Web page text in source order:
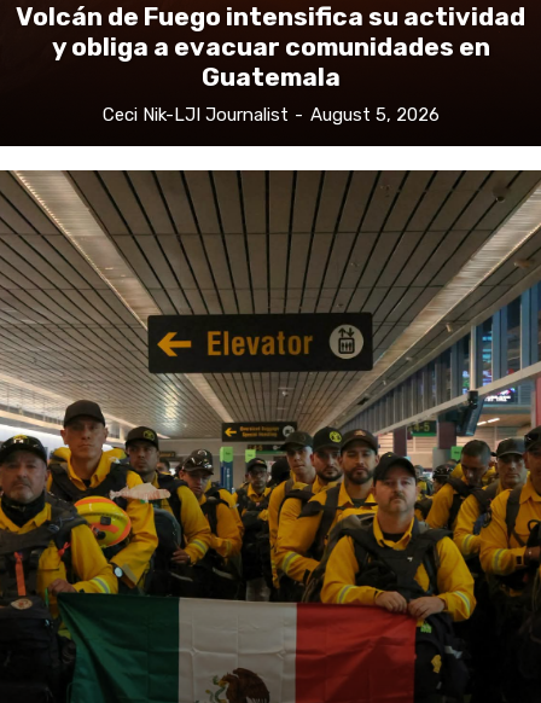
Volcán de Fuego intensifica su actividad
y obliga a evacuar comunidades en
Guatemala
Ceci Nik-LJI Journalist - August 5, 2026